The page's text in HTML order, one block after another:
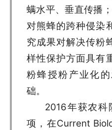
螨水平、垂直传播
对熊蜂的跨种侵染
究成果对解决传粉
样性保护方面具有
粉蜂授粉产业化
础。
2016年获农科
项，在Current